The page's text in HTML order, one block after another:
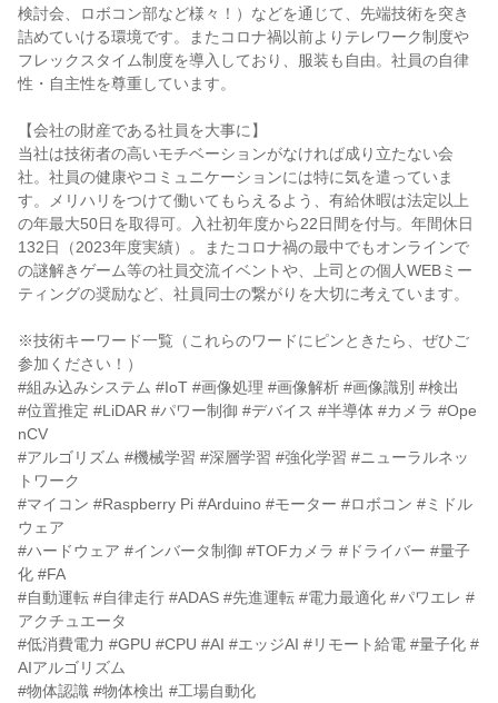
検討会、ロボコン部など様々！）などを通じて、先端技術を突き
詰めていける環境です。またコロナ禍以前よりテレワーク制度や
フレックスタイム制度を導入しており、服装も自由。社員の自律
性・自主性を尊重しています。
【会社の財産である社員を大事に】
当社は技術者の高いモチベーションがなければ成り立たない会
社。社員の健康やコミュニケーションには特に気を遣っていま
す。メリハリをつけて働いてもらえるよう、有給休暇は法定以上
の年最大50日を取得可。入社初年度から22日間を付与。年間休日
132日（2023年度実績）。またコロナ禍の最中でもオンラインで
の謎解きゲーム等の社員交流イベントや、上司との個人WEBミー
ティングの奨励など、社員同士の繋がりを大切に考えています。
※技術キーワード一覧（これらのワードにピンときたら、ぜひご
参加ください！）
#組み込みシステム #IoT #画像処理 #画像解析 #画像識別 #検出
#位置推定 #LiDAR #パワー制御 #デバイス #半導体 #カメラ #Ope
nCV
#アルゴリズム #機械学習 #深層学習 #強化学習 #ニューラルネッ
トワーク
#マイコン #Raspberry Pi #Arduino #モーター #ロボコン #ミドル
ウェア
#ハードウェア #インバータ制御 #TOFカメラ #ドライバー #量子
化 #FA
#自動運転 #自律走行 #ADAS #先進運転 #電力最適化 #パワエレ #
アクチュエータ
#低消費電力 #GPU #CPU #AI #エッジAI #リモート給電 #量子化 #
AIアルゴリズム
#物体認識 #物体検出 #工場自動化